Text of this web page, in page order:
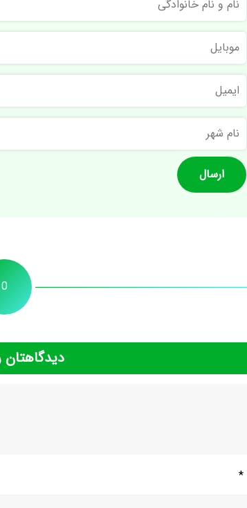
و
نام
خانوادگی
موبایل
ایمیل
نام
شهر
0
دیدگاهتان
*